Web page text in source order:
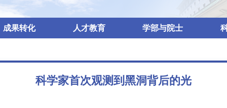
成果转化 人才教育 学部与院士
科学家首次观测到黑洞背后的光